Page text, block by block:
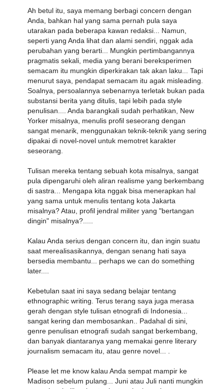
Ah betul itu, saya memang berbagi concern dengan
Anda, bahkan hal yang sama pernah pula saya
utarakan pada beberapa kawan redaksi... Namun,
seperti yang Anda lihat dan alami sendiri, nggak ada
perubahan yang berarti... Mungkin pertimbangannya
pragmatis sekali, media yang berani bereksperimen
semacam itu mungkin diperkirakan tak akan laku... Tapi
menurut saya, pendapat semacam itu agak misleading.
Soalnya, persoalannya sebenarnya terletak bukan pada
substansi berita yang ditulis, tapi lebih pada style
penulisan.... Anda barangkali sudah perhatikan, New
Yorker misalnya, menulis profil seseorang dengan
sangat menarik, menggunakan teknik-teknik yang sering
dipakai di novel-novel untuk memotret karakter
seseorang.
Tulisan mereka tentang sebuah kota misalnya, sangat
pula dipengaruhi oleh aliran realisme yang berkembang
di sastra... Mengapa kita nggak bisa menerapkan hal
yang sama untuk menulis tentang kota Jakarta
misalnya? Atau, profil jendral militer yang "bertangan
dingin" misalnya?.....
Kalau Anda serius dengan concern itu, dan ingin suatu
saat merealisasikannya, dengan senang hati saya
bersedia membantu... perhaps we can do something
later....
Kebetulan saat ini saya sedang belajar tentang
ethnographic writing. Terus terang saya juga merasa
gerah dengan style tulisan etnografi di Indonesia...
sangat kering dan membosankan.. Padahal di sini,
genre penulisan etnografi sudah sangat berkembang,
dan banyak diantaranya yang memakai genre literary
journalism semacam itu, atau genre novel... .
Please let me know kalau Anda sempat mampir ke
Madison sebelum pulang... Juni atau Juli nanti mungkin